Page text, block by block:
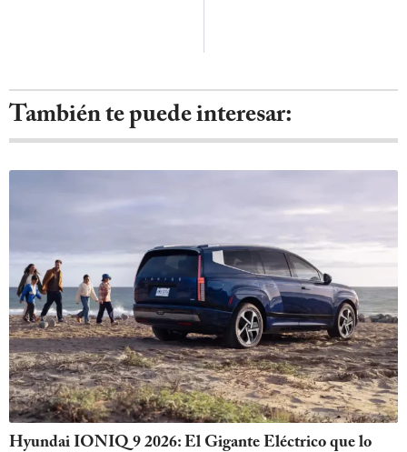
También te puede interesar:
Hyundai IONIQ 9 2026: El Gigante Eléctrico que lo